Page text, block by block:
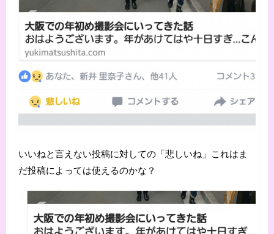
いいねと言えない投稿に対しての「悲しいね」これはま
だ投稿によっては使えるのかな？